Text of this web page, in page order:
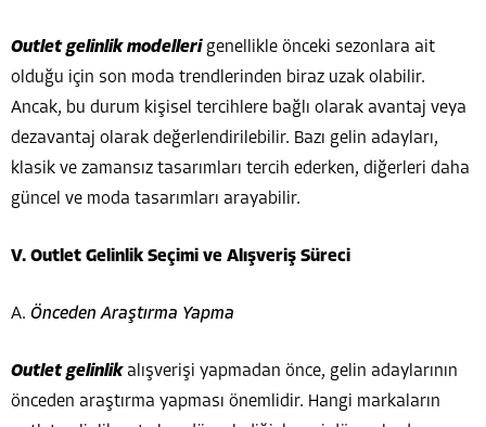
Outlet gelinlik modellerigenellikle önceki sezonlara ait
olduğu için son moda trendlerinden biraz uzak olabilir.
Ancak, bu durum kişisel tercihlere bağlı olarak avantaj veya
dezavantaj olarak değerlendirilebilir. Bazı gelin adayları,
klasik ve zamansız tasarımları tercih ederken, diğerleri daha
güncel ve moda tasarımları arayabilir.
V. Outlet Gelinlik Seçimi ve Alışveriş Süreci
A. Önceden Araştırma Yapma
Outlet gelinlikalışverişi yapmadan önce, gelin adaylarının
önceden araştırma yapması önemlidir. Hangi markaların